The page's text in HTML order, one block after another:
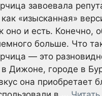
завоевала
как «изысканная»
оно и есть. Конечно,
больше. Что
— это
в Дижоне, городе в
она приобретает